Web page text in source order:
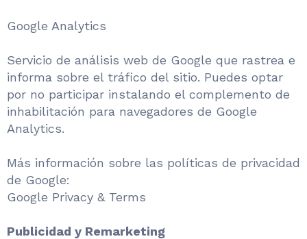
Google Analytics
Servicio de análisis web de Google que rastrea e
informa sobre el tráfico del sitio. Puedes optar
por no participar instalando el complemento de
inhabilitación para navegadores de Google
Analytics.
Más información sobre las políticas de privacidad
de Google:
Google Privacy & Terms
Publicidad y Remarketing